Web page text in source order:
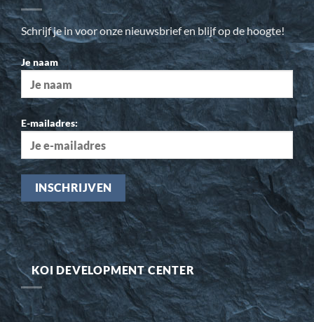
Schrijf je in voor onze nieuwsbrief en blijf op de hoogte!
Je naam
E-mailadres:
KOI DEVELOPMENT CENTER